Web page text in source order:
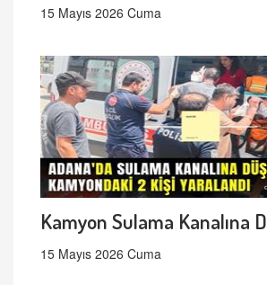
15 Mayıs 2026 Cuma
Kamyon Sulama Kanalına
15 Mayıs 2026 Cuma